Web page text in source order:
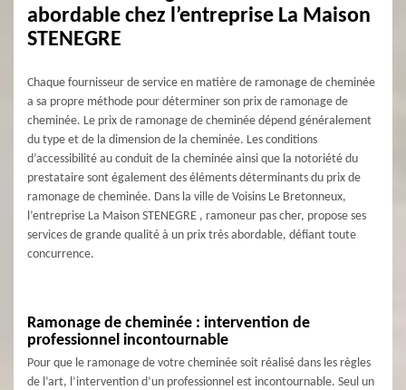
abordable chez l’entreprise La Maison
STENEGRE
Chaque fournisseur de service en matière de ramonage de cheminée
a sa propre méthode pour déterminer son prix de ramonage de
cheminée. Le prix de ramonage de cheminée dépend généralement
du type et de la dimension de la cheminée. Les conditions
d’accessibilité au conduit de la cheminée ainsi que la notoriété du
prestataire sont également des éléments déterminants du prix de
ramonage de cheminée. Dans la ville de Voisins Le Bretonneux,
l’entreprise La Maison STENEGRE , ramoneur pas cher, propose ses
services de grande qualité à un prix très abordable, défiant toute
concurrence.
Ramonage de cheminée : intervention de
professionnel incontournable
Pour que le ramonage de votre cheminée soit réalisé dans les règles
de l’art, l’intervention d’un professionnel est incontournable. Seul un